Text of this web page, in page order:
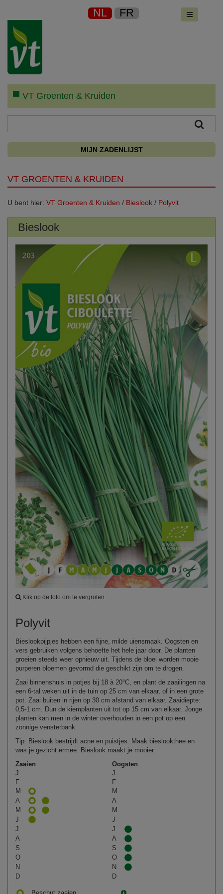
NL FR
VT Groenten & Kruiden
MIJN ZADENLIJST
VT GROENTEN & KRUIDEN
U bent hier: VT Groenten & Kruiden / Bieslook / Polyvit
Bieslook
Klik op de foto om te vergroten
Polyvit
Bieslookpijpjes hebben een fijne, milde uiensmaak. Oogsten en
vers gebruiken volgens behoefte het hele jaar door. De planten
groeien steeds weer opnieuw uit. Tijdens de bloei worden mooie
purperen bloemen gevormd die geschikt zijn om te drogen.
Zaai binnenshuis in potjes bij 18 à 20°C, en plant de zaailingen na
een 6‑tal weken uit in de tuin op 25 cm van elkaar, of in een grote
pot. Zaai buiten in rijen op 30 cm afstand van elkaar. Zaaidiepte:
0,5‑1 cm. Dun de kiemplanten uit tot op 15 cm van elkaar. Jonge
planten kan men in de winter overhouden in een pot op een
zonnige vensterbank.
Tip: Bieslook bestrijdt acne en puistjes. Maak bieslookthee en
was je gezicht ermee. Bieslook maakt je mooier.
Zaaien
Oogsten
J
J
F
F
M
M
A
A
M
M
J
J
J
J
A
A
S
S
O
O
N
N
D
D